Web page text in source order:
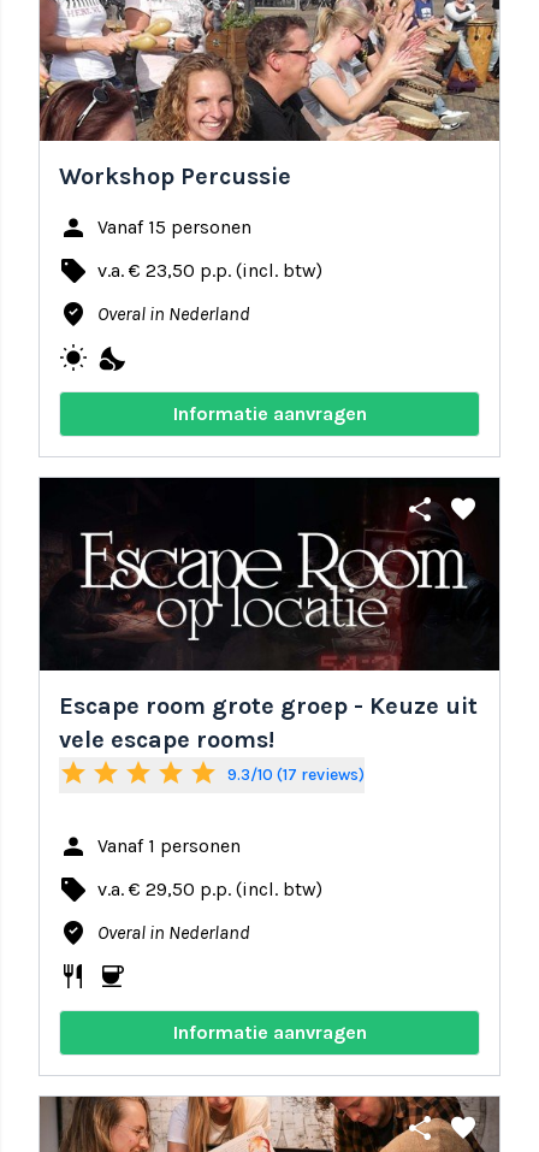
Workshop Percussie
person Vanaf 15 personen
local_offer v.a. € 23,50 p.p. (incl. btw)
where_to_vote Overal in Nederland
wb_sunny nights_stay
Informatie aanvragen
share favorite
Escape room grote groep - Keuze uit
vele escape rooms!
star star star star star 9.3/10 (17 reviews)
person Vanaf 1 personen
local_offer v.a. € 29,50 p.p. (incl. btw)
where_to_vote Overal in Nederland
restaurant coffee
Informatie aanvragen
share favorite